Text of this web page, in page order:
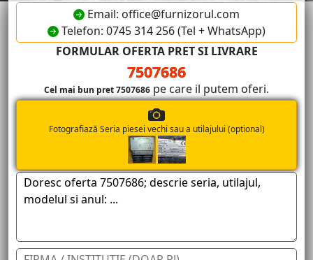
Email: office@furnizorul.com
Telefon: 0745 314 256 (Tel + WhatsApp)
FORMULAR OFERTA PRET SI LIVRARE
7507686
Cel mai bun pret 7507686 pe care il putem oferi.
Fotografiază Seria piesei vechi sau a utilajului (optional)